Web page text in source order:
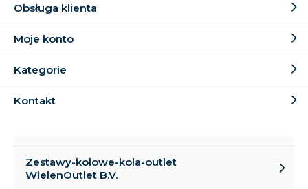
Obsługa klienta
Moje konto
Kategorie
Kontakt
Zestawy-kolowe-kola-outlet
WielenOutlet B.V.